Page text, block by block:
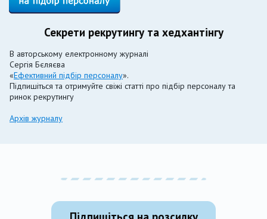
Секрети рекрутингу та хедхантінгу
В авторському електронному журналі
Сергія Бєляєва
«Ефективний підбір персоналу».
Підпишіться та отримуйте свіжі статті про підбір персоналу та
ринок рекрутингу
Архів журналу